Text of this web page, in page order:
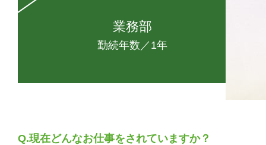
業務部
勤続年数／1年
現在どんなお仕事をされていますか？